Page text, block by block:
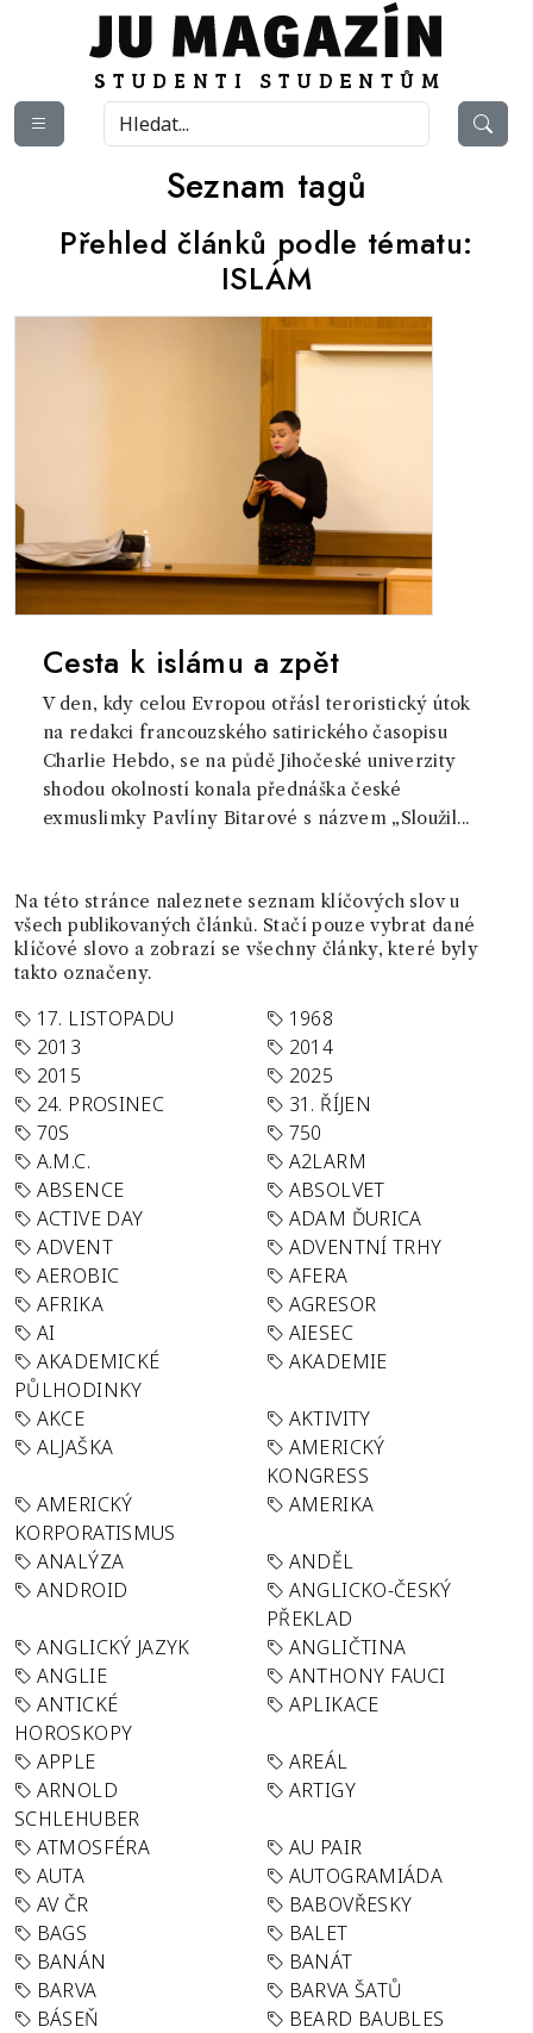
Seznam tagů
Přehled článků podle tématu:
ISLÁM
Cesta k islámu a zpět
V den, kdy celou Evropou otřásl teroristický útok
na redakci francouzského satirického časopisu
Charlie Hebdo, se na půdě Jihočeské univerzity
shodou okolností konala přednáška české
exmuslimky Pavlíny Bitarové s názvem „Sloužil...
Na této stránce naleznete seznam klíčových slov u
všech publikovaných článků. Stačí pouze vybrat dané
klíčové slovo a zobrazí se všechny články, které byly
takto označeny.
17. LISTOPADU
1968
2013
2014
2015
2025
24. PROSINEC
31. ŘÍJEN
70S
750
A.M.C.
A2LARM
ABSENCE
ABSOLVET
ACTIVE DAY
ADAM ĎURICA
ADVENT
ADVENTNÍ TRHY
AEROBIC
AFERA
AFRIKA
AGRESOR
AI
AIESEC
AKADEMICKÉ
PŮLHODINKY
AKADEMIE
AKCE
AKTIVITY
ALJAŠKA
AMERICKÝ
KONGRESS
AMERICKÝ
KORPORATISMUS
AMERIKA
ANALÝZA
ANDĚL
ANDROID
ANGLICKO-ČESKÝ
PŘEKLAD
ANGLICKÝ JAZYK
ANGLIČTINA
ANGLIE
ANTHONY FAUCI
ANTICKÉ
HOROSKOPY
APLIKACE
APPLE
AREÁL
ARNOLD
SCHLEHUBER
ARTIGY
ATMOSFÉRA
AU PAIR
AUTA
AUTOGRAMIÁDA
AV ČR
BABOVŘESKY
BAGS
BALET
BANÁN
BANÁT
BARVA
BARVA ŠATŮ
BÁSEŇ
BEARD BAUBLES